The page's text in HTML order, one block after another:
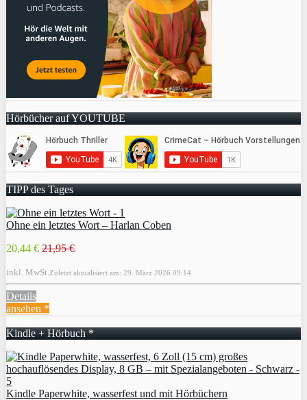
Hörbücher auf YOUTUBE
TIPP des Tages
Ohne ein letztes Wort – Harlan Coben
20,44 € 21,95 €
inkl. MwSt. Zuletzt aktualisiert am: 29. März 2026 09:14
Details
ansehen *
Kindle + Hörbuch *
Kindle Paperwhite, wasserfest und mit Hörbüchern